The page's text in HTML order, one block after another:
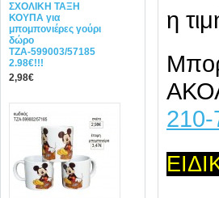
ΣΧΟΛΙΚΗ ΤΑΞΗ
ΚΟΥΠΑ για
μπομπονιέρες γούρι
δώρο
ΤΖΑ-599003/57185
2.98€!!!
2,98€
η